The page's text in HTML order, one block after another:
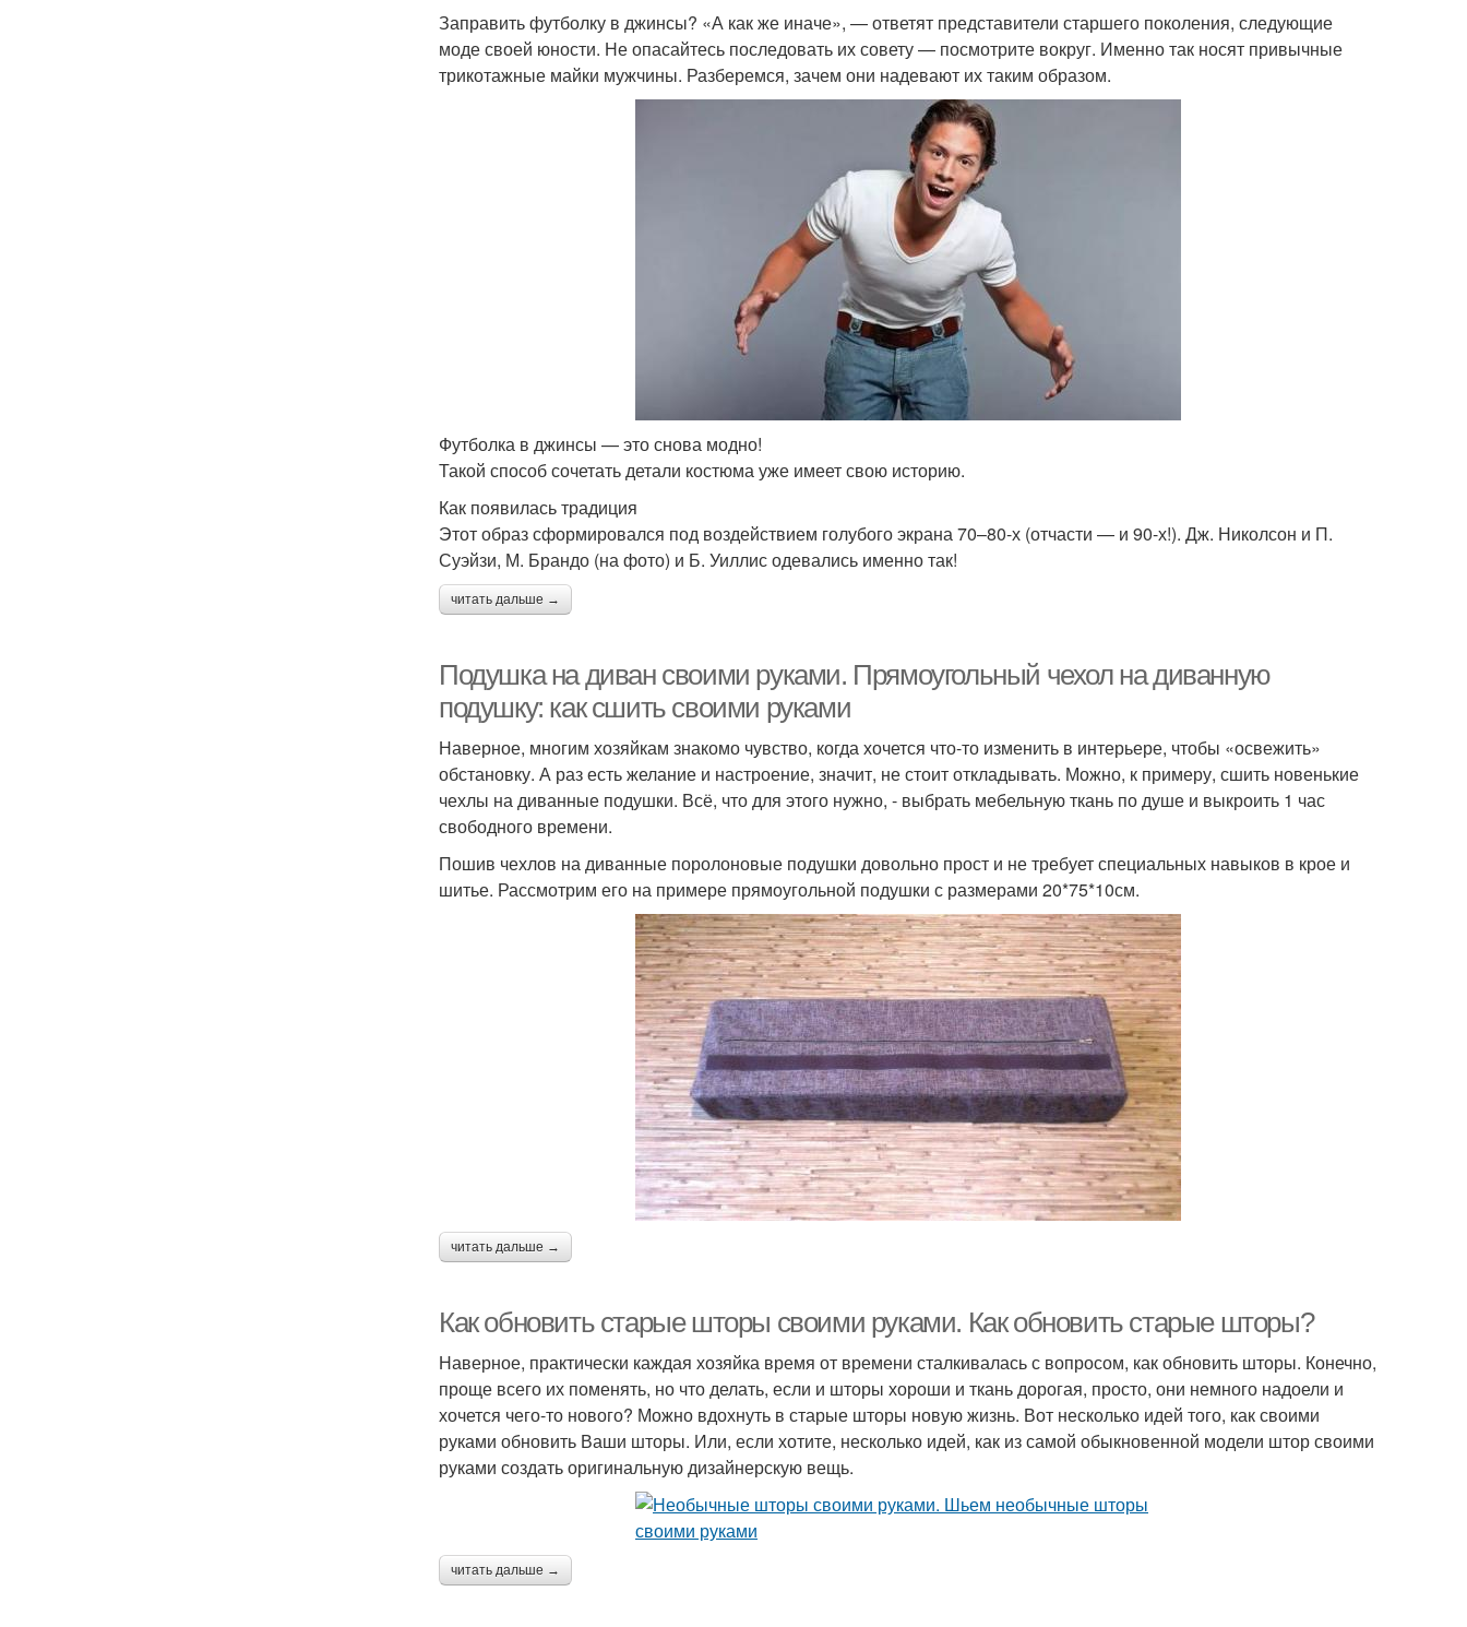
Заправить футболку в джинсы? «А как же иначе», — ответят представители старшего поколения, следующие
моде своей юности. Не опасайтесь последовать их совету — посмотрите вокруг. Именно так носят привычные
трикотажные майки мужчины. Разберемся, зачем они надевают их таким образом.
Футболка в джинсы — это снова модно!
Такой способ сочетать детали костюма уже имеет свою историю.
Как появилась традиция
Этот образ сформировался под воздействием голубого экрана 70–80-х (отчасти — и 90-х!). Дж. Николсон и П.
Суэйзи, М. Брандо (на фото) и Б. Уиллис одевались именно так!
читать дальше →
Подушка на диван своими руками. Прямоугольный чехол на диванную
подушку: как сшить своими руками
Наверное, многим хозяйкам знакомо чувство, когда хочется что-то изменить в интерьере, чтобы «освежить»
обстановку. А раз есть желание и настроение, значит, не стоит откладывать. Можно, к примеру, сшить новенькие
чехлы на диванные подушки. Всё, что для этого нужно, - выбрать мебельную ткань по душе и выкроить 1 час
свободного времени.
Пошив чехлов на диванные поролоновые подушки довольно прост и не требует специальных навыков в крое и
шитье. Рассмотрим его на примере прямоугольной подушки с размерами 20*75*10см.
читать дальше →
Как обновить старые шторы своими руками. Как обновить старые шторы?
Наверное, практически каждая хозяйка время от времени сталкивалась с вопросом, как обновить шторы. Конечно,
проще всего их поменять, но что делать, если и шторы хороши и ткань дорогая, просто, они немного надоели и
хочется чего-то нового? Можно вдохнуть в старые шторы новую жизнь. Вот несколько идей того, как своими
руками обновить Ваши шторы. Или, если хотите, несколько идей, как из самой обыкновенной модели штор своими
руками создать оригинальную дизайнерскую вещь.
читать дальше →